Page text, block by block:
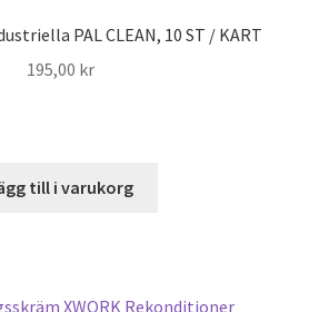
PAL CLEAN, 10 ST / KART
195,00 kr
till i varukorg